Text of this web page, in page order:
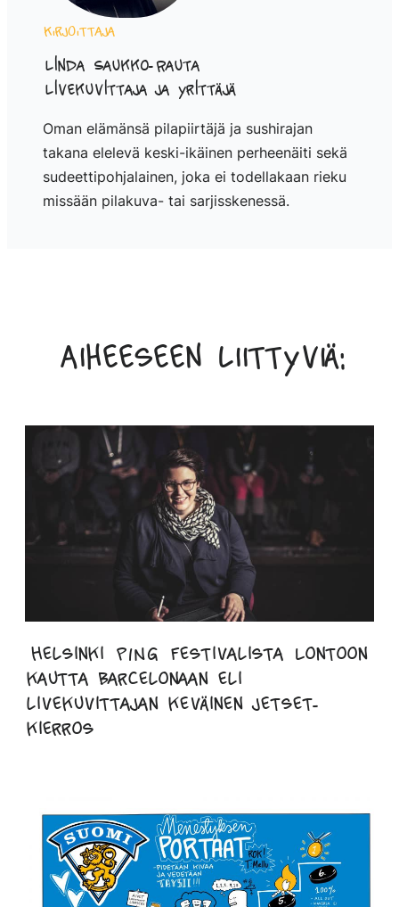
Kirjoittaja
Linda Saukko-Rauta
Livekuvittaja ja yrittäjä
Oman elämänsä pilapiirtäjä ja sushirajan
takana elelevä keski-ikäinen perheenäiti sekä
sudeettipohjalainen, joka ei todellakaan rieku
missään pilakuva- tai sarjisskenessä.
Aiheeseen liittyviä:
Helsinki PING Festivalista Lontoon
kautta Barcelonaan eli
livekuvittajan keväinen jetset-
kierros